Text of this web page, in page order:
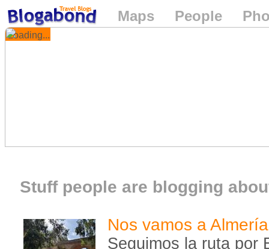
Loading...
Maps People
Stuff people are blogging
Nos vamos a Almería
Seguimos la ruta por